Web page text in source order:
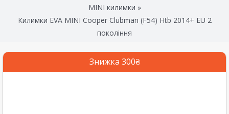
MINI килимки »
Килимки EVA MINI Cooper Clubman (F54) Htb 2014+ EU 2
покоління
Знижка 300₴